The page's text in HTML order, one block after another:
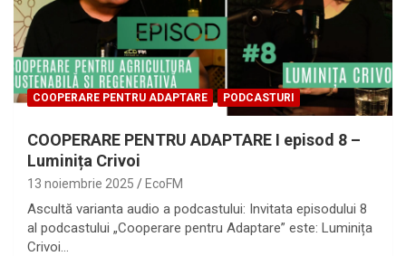
COOPERARE PENTRU ADAPTARE PODCASTURI
COOPERARE PENTRU ADAPTARE I episod 8 –
Luminița Crivoi
13 noiembrie 2025 EcoFM
Ascultă varianta audio a podcastului: Invitata episodului 8
al podcastului „Cooperare pentru Adaptare” este: Luminița
Crivoi…